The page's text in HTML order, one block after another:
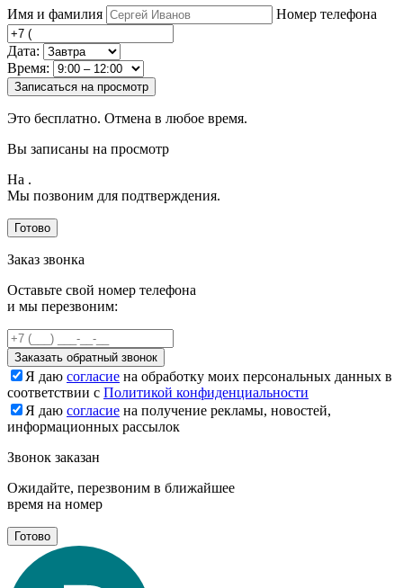
Имя и фамилия Номер телефона
Дата:
Время:
Записаться на просмотр
Это бесплатно. Отмена в любое время.
Вы записаны на просмотр
На .
Мы позвоним для подтверждения.
Готово
Заказ звонка
Оставьте свой номер телефона
и мы перезвоним:
Заказать обратный звонок
Я даю согласие на обработку моих персональных данных в
соответствии с Политикой конфиденциальности
Я даю согласие на получение рекламы, новостей,
информационных рассылок
Звонок заказан
Ожидайте, перезвоним в ближайшее
время на номер
Готово